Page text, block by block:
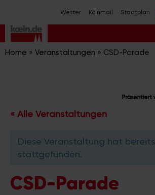
Inhalt
springen
Wetter Kölnmail Stadtplan
Home » Veranstaltungen » CSD-Parade
« Alle Veranstaltungen
Diese Veranstaltung hat bereits
stattgefunden.
CSD-Parade